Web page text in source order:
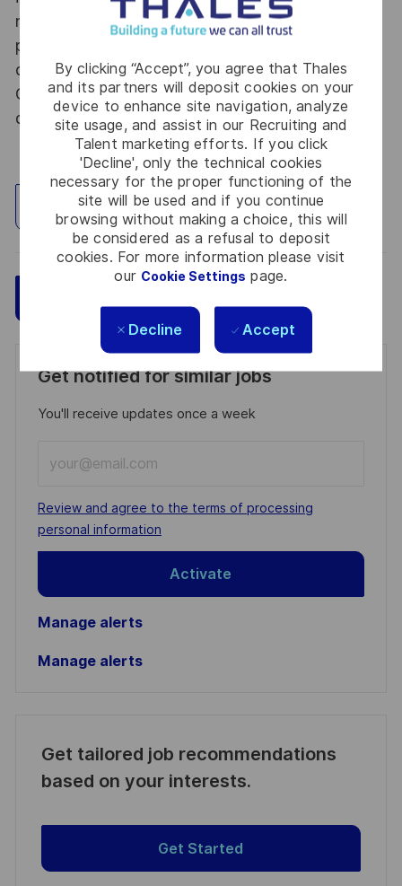
By clicking “Accept”, you agree that Thales
and its partners will deposit cookies on your
device to enhance site navigation, analyze
site usage, and assist in our Recruiting and
Talent marketing efforts. If you click
'Decline', only the technical cookies
necessary for the proper functioning of the
site will be used and if you continue
browsing without making a choice, this will
be considered as a refusal to deposit
cookies. For more information please visit
our Cookie Settings page.
Decline Accept
nationale, la personne retenue fera l'objet d'une
procédure d’habilitation, conformément aux
dispositions des articles R.2311-1 et suivants du
Code de la défense et de l’IGI 1300 SGDSN/PSE
du 09 août 2021.
Explore Location
Get notified for similar jobs
You'll receive updates once a week
Email
address
(Required)
Required
Review and agree to the terms of processing
personal information
Activate
Manage alerts
Manage alerts
Get tailored job recommendations
based on your interests.
Get Started